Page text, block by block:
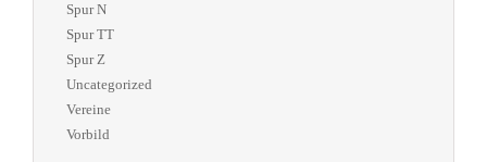
Spur N
Spur TT
Spur Z
Uncategorized
Vereine
Vorbild